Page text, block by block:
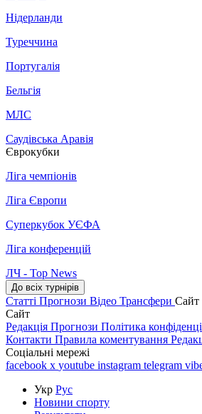
Нідерланди
Туреччина
Португалія
Бельгія
МЛС
Саудівська Аравія
Єврокубки
Ліга чемпіонів
Ліга Європи
Суперкубок УЄФА
Ліга конференцій
ЛЧ - Top News
До всіх турнірів
Статті Прогнози Відео Трансфери Сайт
Сайт
Редакція Прогнози Політика
Контакти Правила коментування
Соціальні мережі
facebook x youtube instagram telegram
Укр Рус
Новини спорту